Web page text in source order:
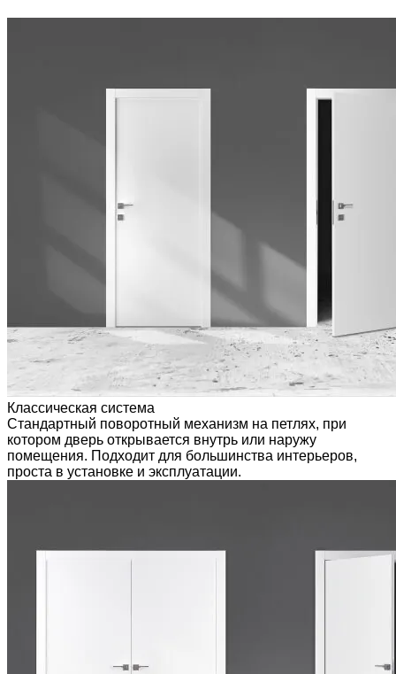
Классическая система
Стандартный поворотный механизм на петлях, при
котором дверь открывается внутрь или наружу
помещения. Подходит для большинства интерьеров,
проста в установке и эксплуатации.